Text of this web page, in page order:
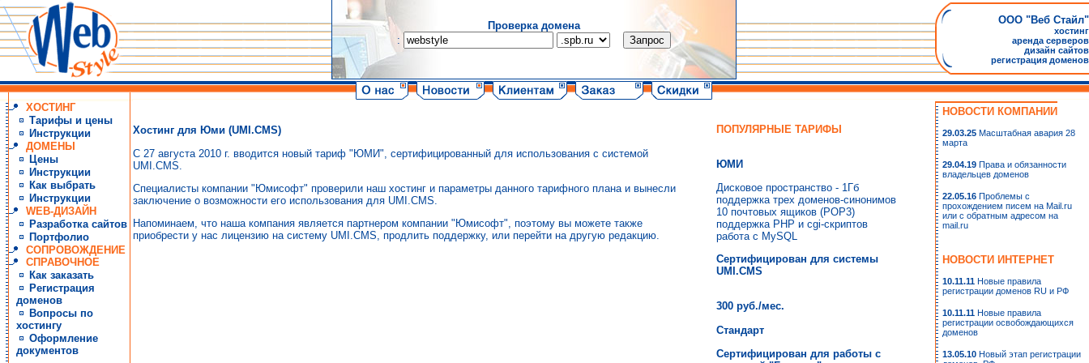
Проверка домена
:
ООО "Веб Стайл"
хостинг
аренда серверов
дизайн сайтов
регистрация доменов
ХОСТИНГ
Тарифы и цены
Инструкции
ДОМЕНЫ
Цены
Инструкции
Как выбрать
Инструкции
WEB-ДИЗАЙН
Разработка сайтов
Портфолио
СОПРОВОЖДЕНИЕ
СПРАВОЧНОЕ
Как заказать
Регистрация
доменов
Вопросы по
хостингу
Оформление
документов
ПОПУЛЯРНЫЕ ТАРИФЫ
ЮМИ
Дисковое пространство - 1Гб
поддержка трех доменов-синонимов
10 почтовых ящиков (POP3)
поддержка PHP и cgi-скриптов
работа с MySQL
Сертифицирован для системы
UMI.CMS
300 руб./мес.
Стандарт
Сертифицирован для работы с
Хостинг для Юми (UMI.CMS)
С 27 августа 2010 г. вводится новый тариф "ЮМИ", сертифицированный для использования с системой
UMI.CMS.
Специалисты компании "Юмисофт" проверили наш хостинг и параметры данного тарифного плана и вынесли
заключение о возможности его использования для UMI.CMS.
Напоминаем, что наша компания является партнером компании "Юмисофт", поэтому вы можете также
приобрести у нас лицензию на систему UMI.CMS, продлить поддержку, или перейти на другую редакцию.
НОВОСТИ КОМПАНИИ
29.03.25 Масштабная авария 28
марта
29.04.19 Права и обязанности
владельцев доменов
22.05.16 Проблемы с
прохождением писем на Mail.ru
или с обратным адресом на
mail.ru
НОВОСТИ ИНТЕРНЕТ
10.11.11 Новые правила
регистрации доменов RU и РФ
10.11.11 Новые правила
регистрации освобождающихся
доменов
13.05.10 Новый этап регистрации